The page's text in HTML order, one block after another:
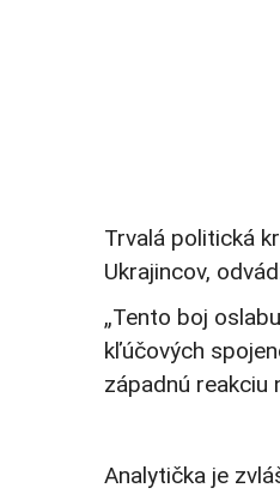
Trvalá politická
Ukrajincov,
„Tento boj
kľúčových
západnú reakciu
Analytička je